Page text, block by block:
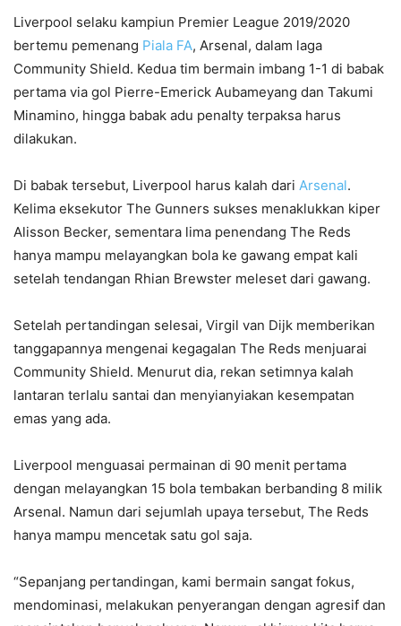
Liverpool selaku kampiun Premier League 2019/2020
bertemu pemenang Piala FA, Arsenal, dalam laga
Community Shield. Kedua tim bermain imbang 1-1 di babak
pertama via gol Pierre-Emerick Aubameyang dan Takumi
Minamino, hingga babak adu penalty terpaksa harus
dilakukan.
Di babak tersebut, Liverpool harus kalah dari Arsenal.
Kelima eksekutor The Gunners sukses menaklukkan kiper
Alisson Becker, sementara lima penendang The Reds
hanya mampu melayangkan bola ke gawang empat kali
setelah tendangan Rhian Brewster meleset dari gawang.
Setelah pertandingan selesai, Virgil van Dijk memberikan
tanggapannya mengenai kegagalan The Reds menjuarai
Community Shield. Menurut dia, rekan setimnya kalah
lantaran terlalu santai dan menyianyiakan kesempatan
emas yang ada.
Liverpool menguasai permainan di 90 menit pertama
dengan melayangkan 15 bola tembakan berbanding 8 milik
Arsenal. Namun dari sejumlah upaya tersebut, The Reds
hanya mampu mencetak satu gol saja.
“Sepanjang pertandingan, kami bermain sangat fokus,
mendominasi, melakukan penyerangan dengan agresif dan